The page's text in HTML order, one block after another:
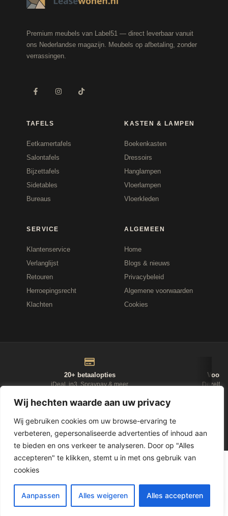
Wij hechten waarde aan uw privacy
Wij gebruiken cookies om uw browse-ervaring te
verbeteren, gepersonaliseerde advertenties of inhoud aan
te bieden en ons verkeer te analyseren. Door op "Alles
accepteren" te klikken, stemt u in met ons gebruik van
cookies
Aanpassen Alles weigeren Alles accepteren
Premium meubels van Label51 — direct leverbaar vanuit
ons Nederlandse magazijn. Meubels op afbetaling, zonder
verrassingen.
TAFELS
Eetkamertafels
Salontafels
Bijzettafels
Sidetables
Bureaus
KASTEN & LAMPEN
Boekenkasten
Dressoirs
Hanglampen
Vloerlampen
Vloerkleden
SERVICE
Klantenservice
Verlanglijst
Retouren
Herroepingsrecht
Klachten
ALGEMEEN
Home
Blogs & nieuws
Privacybeleid
Algemene voorwaarden
Cookies
20+ betaalopties
iDeal, in3, Spraypay & meer
Voor
NIEUWSBRIEF
LET OP, GELD LENEN KOST GELD
D-Fokker